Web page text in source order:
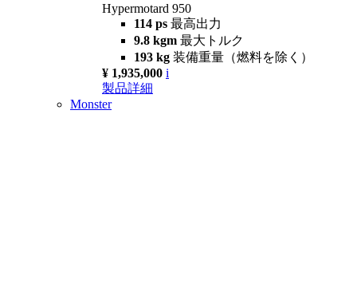
Hypermotard 950
114 ps 最高出力
9.8 kgm 最大トルク
193 kg 装備重量（燃料を除く）
¥ 1,935,000 i
製品詳細
Monster